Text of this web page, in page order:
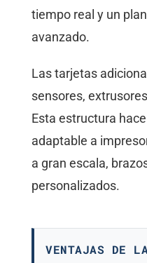
tiempo real y un
avanzado.
Las tarjetas
sensores,
Esta estructura
adaptable a
a gran escala,
personalizados.
VENTAJAS DE